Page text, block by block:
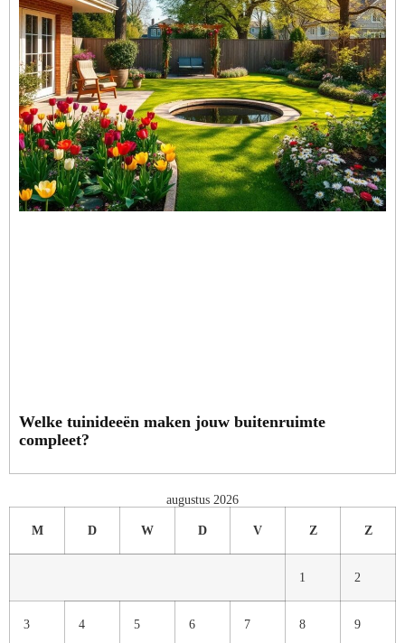
Welke tuinideeën maken jouw buitenruimte
compleet?
augustus 2026
M D W D V Z Z
1 2
3 4 5 6 7 8 9